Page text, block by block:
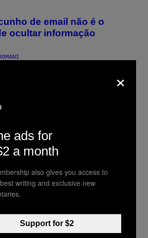
de email não é o
ocultar informação
de email não é o
ocultar informação
bootlegger do Brasil
×
ads for
a month
also gives you access to
writing and exclusive new
Support for $2